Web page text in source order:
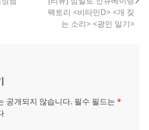
팩토리 <비타민D> <개 짖
는 소리> <광인 일기>
공개되지 않습니다. 필수 필드는 *